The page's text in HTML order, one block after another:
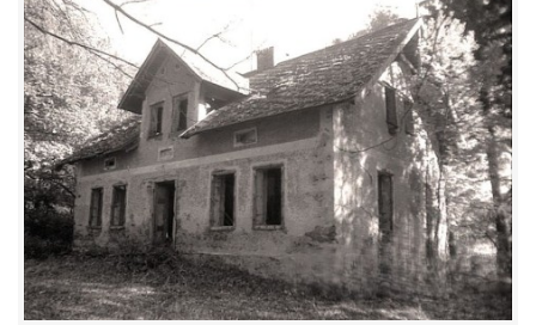
© 2026 eStránky.cz | Aktualizováno: 17. 7. 2026|Nahoru ↑